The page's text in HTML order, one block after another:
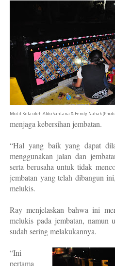
Motif Kefa oleh Aldo Santana & Fendy Nahak
menjaga kebersihan jembatan.
“Hal yang baik yang dapat
menggunakan jalan dan
serta berusaha untuk tidak
jembatan yang telah dibangun
melukis.
Ray menjelaskan bahwa ini
melukis pada jembatan, namun
sudah sering melakukannya.
“Ini
pertama